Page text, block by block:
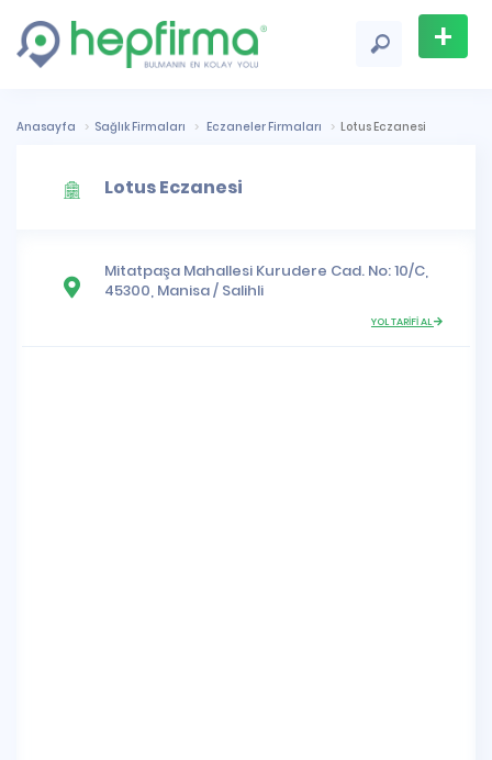
+
Anasayfa Sağlık Firmaları Eczaneler Firmaları Lotus Eczanesi
Lotus Eczanesi
Mitatpaşa Mahallesi Kurudere Cad. No: 10/C,
45300, Manisa/ Salihli
YOL TARİFİ AL